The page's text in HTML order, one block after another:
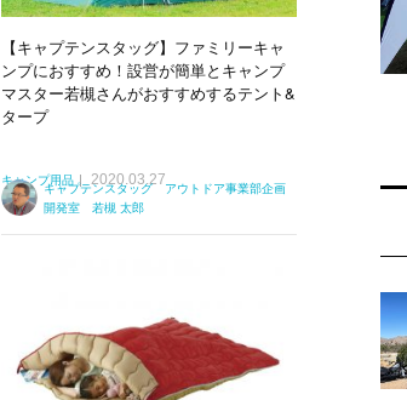
【キャプテンスタッグ】ファミリーキャ
ンプにおすすめ！設営が簡単とキャンプ
マスター若槻さんがおすすめするテント&
タープ
キャンプ用品 2020.03.27
キャプテンスタッグ アウトドア事業部企画
開発室 若槻 太郎